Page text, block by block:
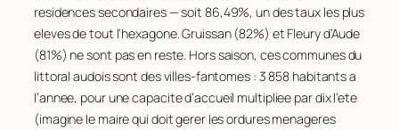
residences secondaires — soit 86,49%, un des taux les plus
eleves de tout l’hexagone. Gruissan (82%) et Fleury d’Aude
(81%) ne sont pas en reste. Hors saison, ces communes du
littoral audois sont des villes-fantomes : 3 858 habitants a
l’annee, pour une capacite d’accueil multipliee par dix l’ete
(imagine le maire qui doit gerer les ordures menageres